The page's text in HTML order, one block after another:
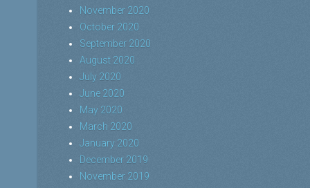
November 2020
October 2020
September 2020
August 2020
July 2020
June 2020
May 2020
March 2020
January 2020
December 2019
November 2019